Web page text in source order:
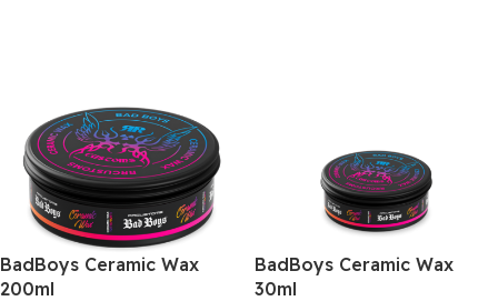
BadBoys Ceramic Wax
200ml
BadBoys Ceramic Wax
30ml